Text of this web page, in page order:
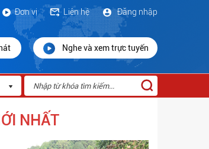
Đăng nhập
Liên hệ
Đơn vị
Nghe và xem trực tuyến
NHẤT